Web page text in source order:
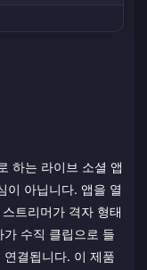
하는 라이브 소셜 앱
이 아닙니다. 앱을 열
트리머가 격자 형태
수직 클립으로 들
결됩니다. 이 제품